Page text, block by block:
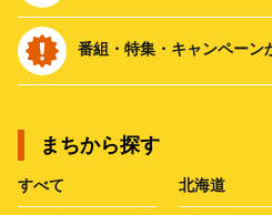
番組・特集・キャンペーン
まちから探す
すべて 北海道